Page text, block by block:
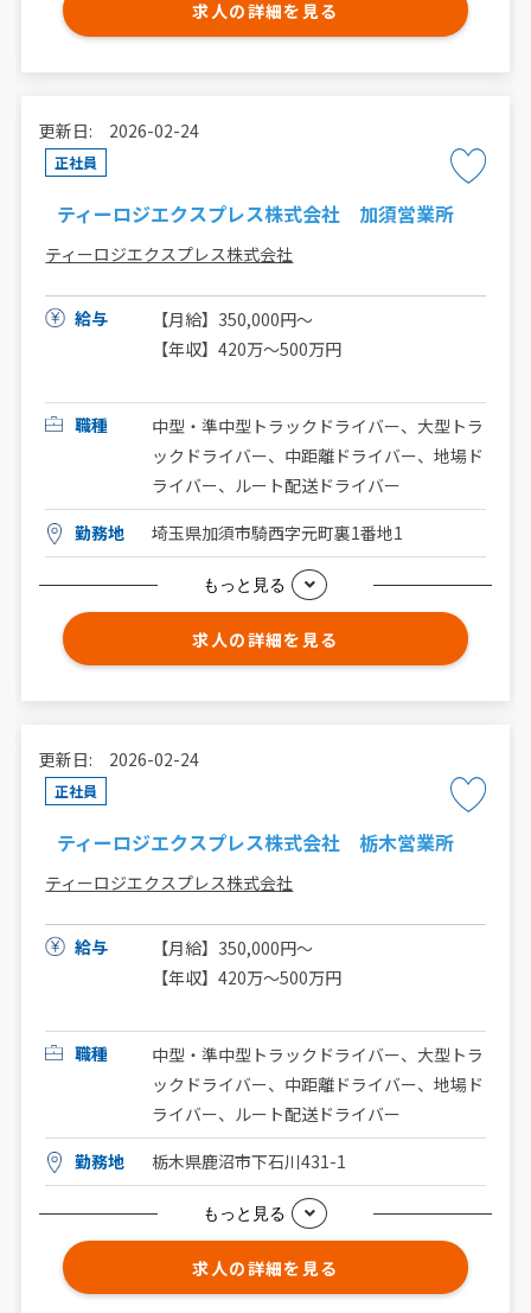
求人の詳細を見る
更新日: 2026-02-24
正社員
ティーロジエクスプレス株式会社 加須営業所
ティーロジエクスプレス株式会社
給与
【月給】350,000円～
【年収】420万～500万円
職種
中型・準中型トラックドライバー、大型トラ
ックドライバー、中距離ドライバー、地場ド
ライバー、ルート配送ドライバー
勤務地
埼玉県加須市騎西字元町裏1番地1
もっと見る
求人の詳細を見る
更新日: 2026-02-24
正社員
ティーロジエクスプレス株式会社 栃木営業所
ティーロジエクスプレス株式会社
給与
【月給】350,000円～
【年収】420万～500万円
職種
中型・準中型トラックドライバー、大型トラ
ックドライバー、中距離ドライバー、地場ド
ライバー、ルート配送ドライバー
勤務地
栃木県鹿沼市下石川431-1
もっと見る
求人の詳細を見る